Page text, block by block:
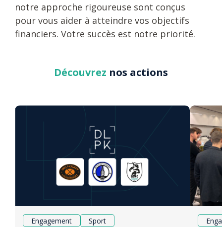
notre approche rigoureuse sont conçus
pour vous aider à atteindre vos objectifs
financiers. Votre succès est notre priorité.
Découvrez nos actions
Engagement
Sport